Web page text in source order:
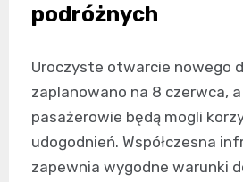
podróżnych
Uroczyste otwarcie nowego
zaplanowano na 8 czerwca,
pasażerowie będą mogli
udogodnień. Współczesna
zapewnia wygodne warunki